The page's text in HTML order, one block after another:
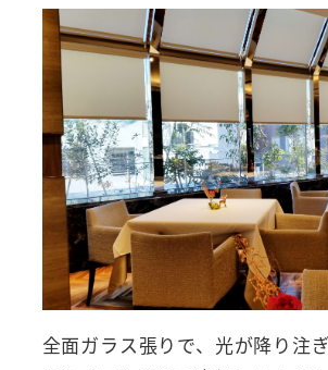
全面ガラス張りで、光が降り注